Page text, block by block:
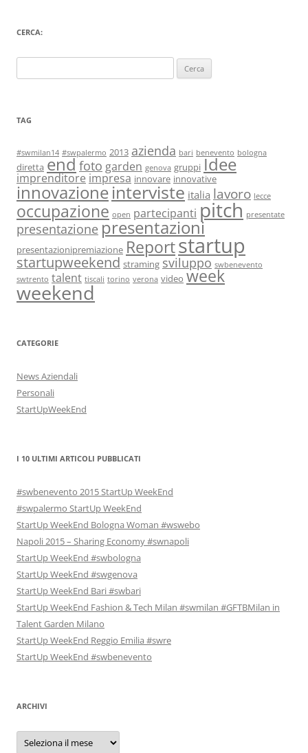
CERCA:
per:
TAG
#swmilan14 #swpalermo 2013 azienda bari benevento bologna
diretta endfoto garden genova gruppi Idee
imprenditore impresa innovare innovative
innovazioneinterviste italia lavoro lecce
occupazione open partecipanti pitch presentate
presentazione presentazioni
presentazionipremiazione Reportstartup
startupweekend straming sviluppo swbenevento
swtrento talent tiscali torino verona video week
weekend
CATEGORIE
News Aziendali
Personali
StartUpWeekEnd
I 10 ULTIMI ARTICOLI PUBBLICATI
#swbenevento 2015 StartUp WeekEnd
#swpalermo StartUp WeekEnd
StartUp WeekEnd Bologna Woman #wswebo
Napoli 2015 – Sharing Economy #swnapoli
StartUp WeekEnd #swbologna
StartUp WeekEnd #swgenova
StartUp WeekEnd Bari #swbari
StartUp WeekEnd Fashion & Tech Milan #swmilan #GFTBMilan in
Talent Garden Milano
StartUp WeekEnd Reggio Emilia #swre
StartUp WeekEnd #swbenevento
ARCHIVI
Archivi